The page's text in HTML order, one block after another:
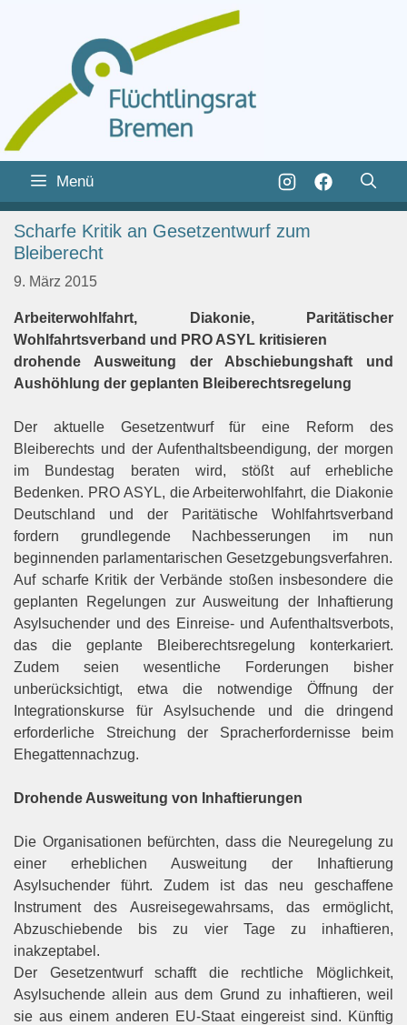
Zum
Inhalt
springen
springen
Menü
Scharfe Kritik an Gesetzentwurf zum
Bleiberecht
9. März 2015
Arbeiterwohlfahrt, Diakonie, Paritätischer
Wohlfahrtsverband und PRO ASYL kritisieren
drohende Ausweitung der Abschiebungshaft und
Aushöhlung der geplanten Bleiberechtsregelung
Der aktuelle Gesetzentwurf für eine Reform des
Bleiberechts und der Aufenthaltsbeendigung, der morgen
im Bundestag beraten wird, stößt auf erhebliche
Bedenken. PRO ASYL, die Arbeiterwohlfahrt, die Diakonie
Deutschland und der Paritätische Wohlfahrtsverband
fordern grundlegende Nachbesserungen im nun
beginnenden parlamentarischen Gesetzgebungsverfahren.
Auf scharfe Kritik der Verbände stoßen insbesondere die
geplanten Regelungen zur Ausweitung der Inhaftierung
Asylsuchender und des Einreise- und Aufenthaltsverbots,
das die geplante Bleiberechtsregelung konterkariert.
Zudem seien wesentliche Forderungen bisher
unberücksichtigt, etwa die notwendige Öffnung der
Integrationskurse für Asylsuchende und die dringend
erforderliche Streichung der Spracherfordernisse beim
Ehegattennachzug.
Drohende Ausweitung von Inhaftierungen
Die Organisationen befürchten, dass die Neuregelung zu
einer erheblichen Ausweitung der Inhaftierung
Asylsuchender führt. Zudem ist das neu geschaffene
Instrument des Ausreisegewahrsams, das ermöglicht,
Abzuschiebende bis zu vier Tage zu inhaftieren,
inakzeptabel.
Der Gesetzentwurf schafft die rechtliche Möglichkeit,
Asylsuchende allein aus dem Grund zu inhaftieren, weil
sie aus einem anderen EU-Staat eingereist sind. Künftig